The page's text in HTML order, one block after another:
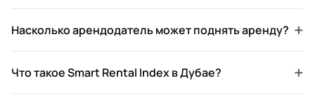
Насколько арендодатель может поднять аренду? +
Что такое Smart Rental Index в Дубае? +